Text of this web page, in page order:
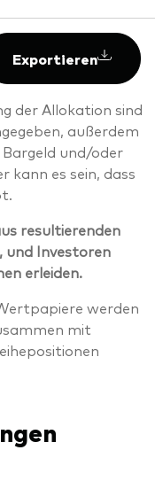
Exportieren
der Allokation sind
außerdem
und/oder
kann es sein, dass
resultierenden
und Investoren
erleiden.
werden
mit